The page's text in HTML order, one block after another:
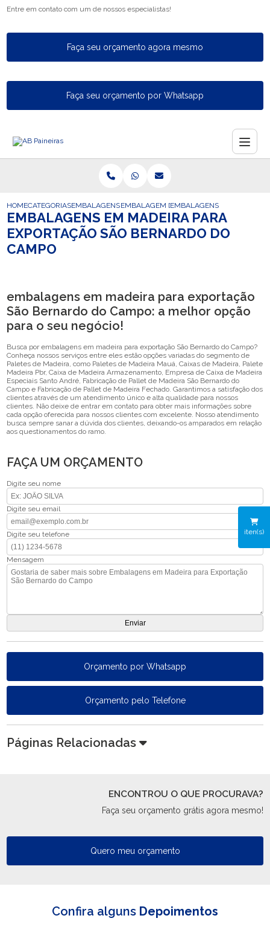
Entre em contato com um de nossos especialistas!
Faça seu orçamento agora mesmo
Faça seu orçamento por Whatsapp
iten(s)
HOMECATEGORIASEMBALAGENS PARA EXPORTACAO
EMBALAGEM DE EXPORTACAO
EMBALAGENS EM MADEIRA
EMBALAGENS EM MADEIRA PARA
EXPORTAÇÃO SÃO BERNARDO DO
CAMPO
embalagens em madeira para exportação
São Bernardo do Campo: a melhor opção
para o seu negócio!
Busca por embalagens em madeira para exportação São Bernardo do Campo?
Conheça nossos serviços entre eles estão opções variadas do segmento de
Paletes de Madeira, como Paletes de Madeira Mauá, Caixas de Madeira, Palete
Madeira Pbr, Caixa de Madeira Armazenamento, Empresa de Caixa de Madeira
Especiais Santo André, Fabricação de Pallet de Madeira São Bernardo do
Campo e Fabricação de Pallet de Madeira Fechado. Garantimos a satisfação dos
clientes através de um atendimento único e alta qualidade para nossos
clientes. Não deixe de entrar em contato para obter mais informações sobre
cada opção oferecida para nossos clientes com excelente. Nosso atendimento
busca sempre sanar a dúvida dos clientes, deixando-os amparados em relação
aos questionamentos do ramo.
FAÇA UM ORÇAMENTO
Digite seu nome
Digite seu email
Digite seu telefone
Mensagem
Orçamento por Whatsapp
Orçamento pelo Telefone
Páginas Relacionadas
ENCONTROU O QUE PROCURAVA?
Faça seu orçamento grátis agora mesmo!
Quero meu orçamento
Confira alguns Depoimentos